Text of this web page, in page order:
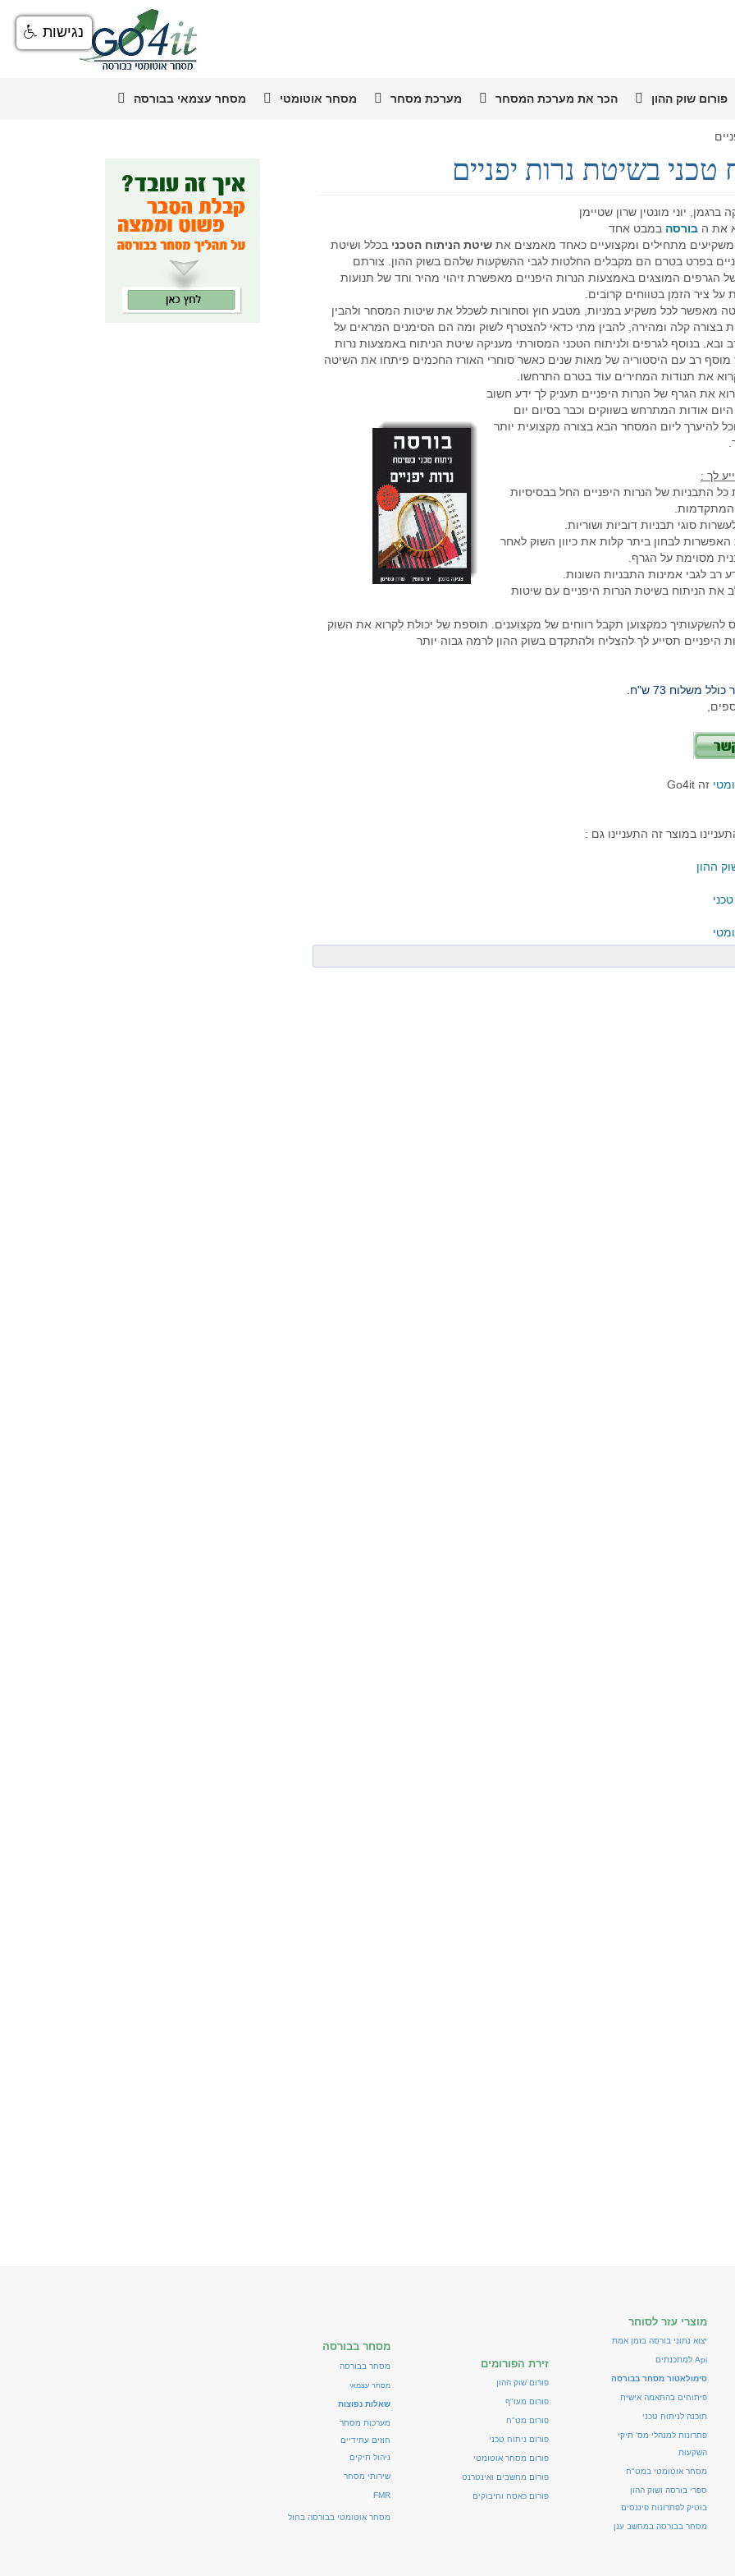
פורום שוק ההון הכר את מערכת המסחר מערכת מסחר מסחר אוטומטי מסחר עצמאי בבורסה
טכני בשיטת נרות יפניים
ברגמן, יוני מונטין שרון שטיימן
את ה בורסה במבט אחד
משקיעים מתחילים ומקצועיים כאחד מאמצים את שיטת הניתוח הטכני בכלל ושיטת
בפרט בטרם הם מקבלים החלטות לגבי ההשקעות שלהם בשוק ההון. צורתם
הגרפים המוצגים באמצעות הנרות היפניים מאפשרת זיהוי מהיר וחד של תנועות
ציר הזמן בטווחים קרובים.
מאפשר לכל משקיע במניות, מטבע חוץ וסחורות לשכלל את שיטות המסחר ולהבין
בצורה קלה ומהירה, להבין מתי כדאי להצטרף לשוק ומה הם הסימנים המראים על
ובא. בנוסף לגרפים ולניתוח הטכני המסורתי מעניקה שיטת הניתוח באמצעות נרות
מוסף רב עם היסטוריה של מאות שנים כאשר סוחרי האורז החכמים פיתחו את השיטה
את תנודות המחירים עוד בטרם התרחשו.
את הגרף של הנרות היפניים תעניק לך ידע חשוב
היום אודות המתרחש בשווקים וכבר בסיום יום
להיערך ליום המסחר הבא בצורה מקצועית יותר
לך :
התבניות של הנרות היפניים החל בבסיסיות
המתקדמות.
סוגי תבניות דוביות ושוריות.
לבחון ביתר קלות את כיוון השוק לאחר
מסוימת על הגרף.
רב לגבי אמינות התבניות השונות.
את הניתוח בשיטת הנרות היפניים עם שיטות
להשקעותיך כמקצוען תקבל רווחים של מקצוענים. תוספת של יכולת לקרוא את השוק
היפניים תסייע לך להצליח ולהתקדם בשוק ההון לרמה גבוה יותר
משלוח 73 ש"ח.
זה Go4it
במוצר זה התעניינו גם :
ההון
מוצרי עזר לסוחר
יצוא נתוני בורסה בזמן אמת
Api למתכנתים
סימולאטור מסחר בבורסה
פיתוחים בהתאמה אישית
תוכנה לניתוח טכני
פתרונות למנהלי מס' תיקי
השקעות
מסחר אוטומטי במט"ח
ספרי בורסה ושוק ההון
בוטיק לפתרונות פיננסים
מסחר בבורסה במחשב ענן
זירת הפורומים
פורום שוק ההון
פורום מעו"ף
פורום מט"ח
פורום ניתוח טכני
פורום מסחר אוטומטי
פורום מחשבים ואינטרנט
פורום כאסח וחיבוקים
מסחר בבורסה
מסחר בבורסה
מסחר עצמאי
שאלות נפוצות
מערכות מסחר
חוזים עתידיים
ניהול תיקים
שירותי מסחר
FMR
מסחר אוטומטי בבורסה בחול
נגישות